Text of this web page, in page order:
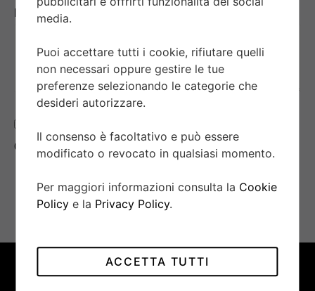
Messaggio*
della privacy
*
INVIA MESSAGGIO
media.
Puoi accettare tutti i cookie, rifiutare quelli
non necessari oppure gestire le tue
preferenze selezionando le categorie che
desideri autorizzare.
Il consenso è facoltativo e può essere
modificato o revocato in qualsiasi momento.
Per maggiori informazioni consulta la Cookie
Policy e la Privacy Policy.
ACCETTA TUTTI